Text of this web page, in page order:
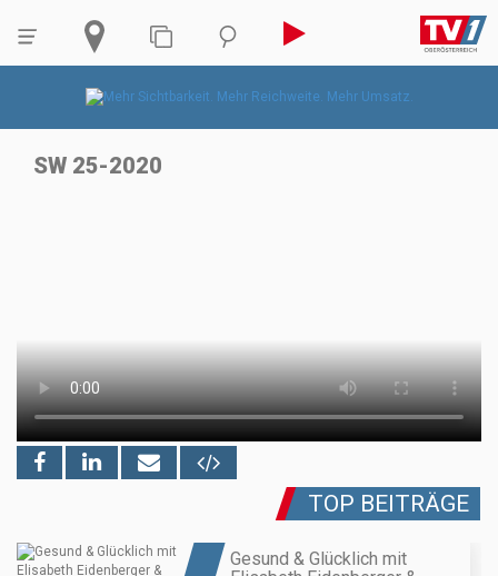
SW 25-2020
TOP BEITRÄGE
Gesund & Glücklich mit